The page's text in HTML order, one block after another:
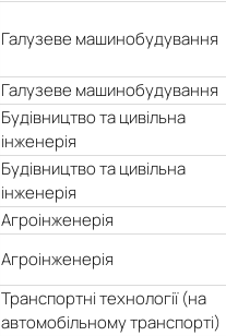
Галузеве машинобудування
Галузеве машинобудування
Будівництво та цивільна
інженерія
Будівництво та цивільна
інженерія
Агроінженерія
Агроінженерія
Транспортні технології (на
автомобільному транспорті)